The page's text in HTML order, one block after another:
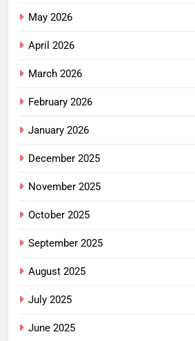
May 2026
April 2026
March 2026
February 2026
January 2026
December 2025
November 2025
October 2025
September 2025
August 2025
July 2025
June 2025